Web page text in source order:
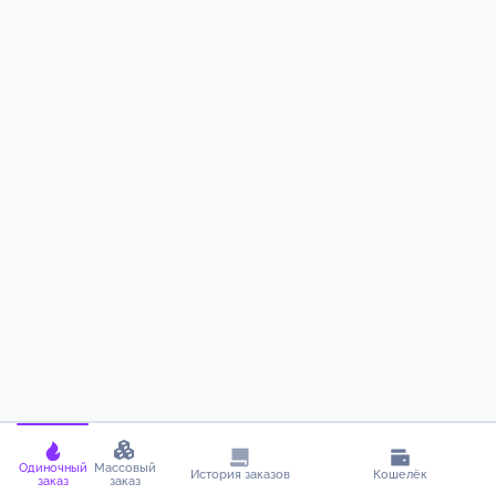
Одиночный
заказ
Массовый
заказ
История заказов Кошелёк